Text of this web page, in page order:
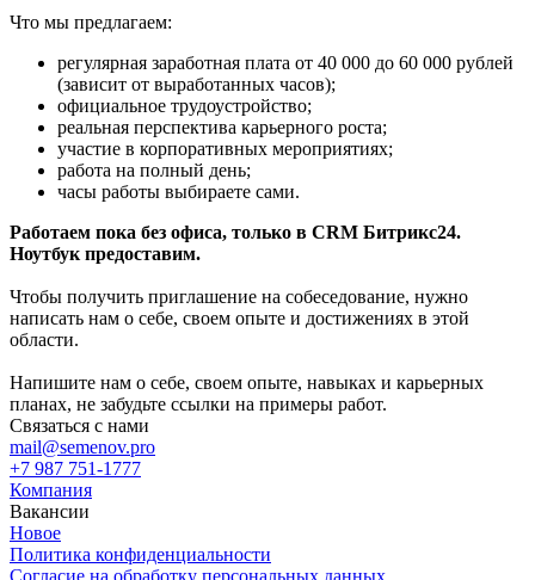
Что мы предлагаем:
регулярная заработная плата от 40 000 до 60 000 рублей
(зависит от выработанных часов);
официальное трудоустройство;
реальная перспектива карьерного роста;
участие в корпоративных мероприятиях;
работа на полный день;
часы работы выбираете сами.
Работаем пока без офиса, только в CRM Битрикс24.
Ноутбук предоставим.
Чтобы получить приглашение на собеседование, нужно
написать нам о себе, своем опыте и достижениях в этой
области.
Напишите нам о себе, своем опыте, навыках и карьерных
планах, не забудьте ссылки на примеры работ.
Связаться с нами
mail@semenov.pro
+7 987 751-1777
Компания
Вакансии
Новое
Политика конфиденциальности
Согласие на обработку персональных данных